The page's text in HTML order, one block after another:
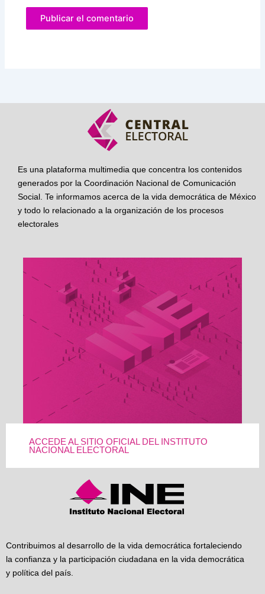
Es una plataforma multimedia que concentra los contenidos
generados por la Coordinación Nacional de Comunicación
Social. Te informamos acerca de la vida democrática de México
y todo lo relacionado a la organización de los procesos
electorales
ACCEDE AL SITIO OFICIAL DEL INSTITUTO
NACIONAL ELECTORAL
Contribuimos al desarrollo de la vida democrática fortaleciendo
la confianza y la participación ciudadana en la vida democrática
y política del país.